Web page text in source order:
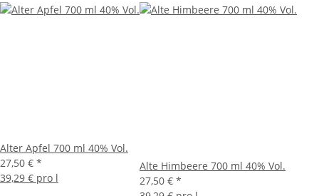
Alter Apfel 700 ml 40% Vol.
27,50 € *
39,29 € pro l
Alte Himbeere 700 ml 40% Vol.
27,50 € *